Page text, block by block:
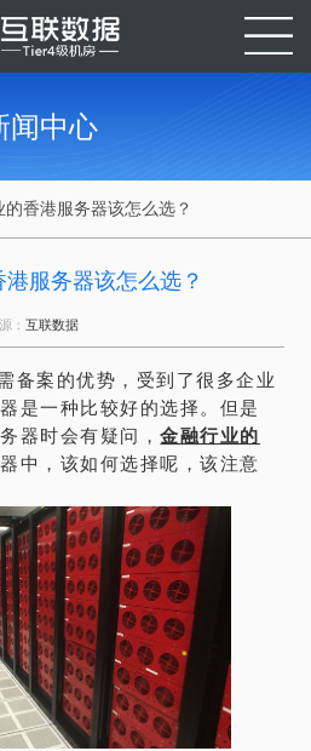
闻中心
的香港服务器该怎么选？
服务器该怎么选？
： 互联数据
备案的优势，受到了很多企业
是一种比较好的选择。但是
器时会有疑问，金融行业的
中，该如何选择呢，该注意